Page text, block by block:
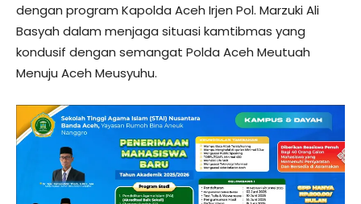
dengan program Kapolda Aceh Irjen Pol. Marzuki Ali
Basyah dalam menjaga situasi kamtibmas yang
kondusif dengan semangat Polda Aceh Meutuah
Menuju Aceh Meusyuhu.